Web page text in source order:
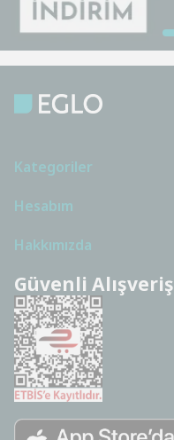
Kategoriler
Hesabım
Hakkımızda
Güvenli Alışveriş